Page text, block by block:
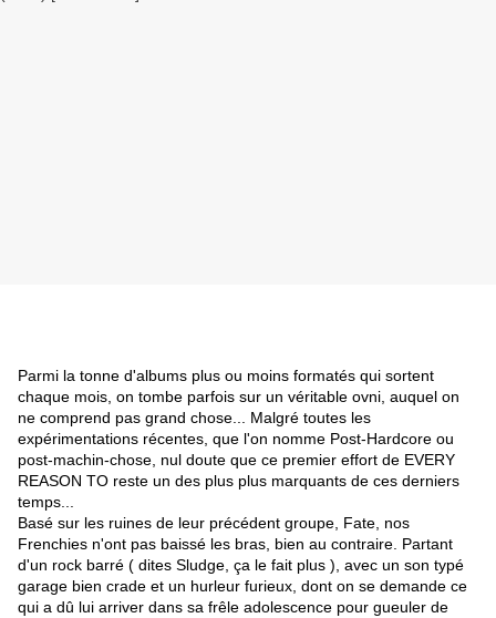
Parmi la tonne d'albums plus ou moins formatés qui sortent
chaque mois, on tombe parfois sur un véritable ovni, auquel on
ne comprend pas grand chose... Malgré toutes les
expérimentations récentes, que l'on nomme Post-Hardcore ou
post-machin-chose, nul doute que ce premier effort de EVERY
REASON TO reste un des plus plus marquants de ces derniers
temps...
Basé sur les ruines de leur précédent groupe, Fate, nos
Frenchies n'ont pas baissé les bras, bien au contraire. Partant
d'un rock barré ( dites Sludge, ça le fait plus ), avec un son typé
garage bien crade et un hurleur furieux, dont on se demande ce
qui a dû lui arriver dans sa frêle adolescence pour gueuler de